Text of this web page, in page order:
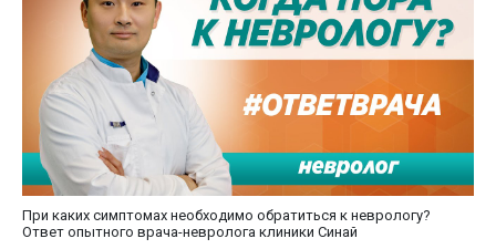
При каких симптомах необходимо обратиться к неврологу?
Ответ опытного врача-невролога клиники Синай